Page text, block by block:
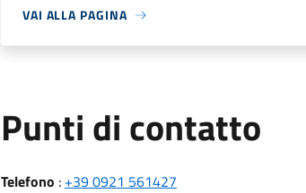
VAI ALLA PAGINA
Punti di contatto
Telefono : +39 0921 561427